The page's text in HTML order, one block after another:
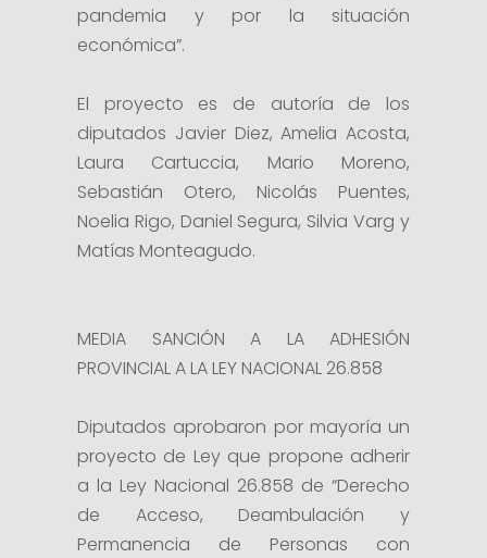
pandemia y por la situación
económica”.
El proyecto es de autoría de los
diputados Javier Diez, Amelia Acosta,
Laura Cartuccia, Mario Moreno,
Sebastián Otero, Nicolás Puentes,
Noelia Rigo, Daniel Segura, Silvia Varg y
Matías Monteagudo.
MEDIA SANCIÓN A LA ADHESIÓN
PROVINCIAL A LA LEY NACIONAL 26.858
Diputados aprobaron por mayoría un
proyecto de Ley que propone adherir
a la Ley Nacional 26.858 de “Derecho
de Acceso, Deambulación y
Permanencia de Personas con